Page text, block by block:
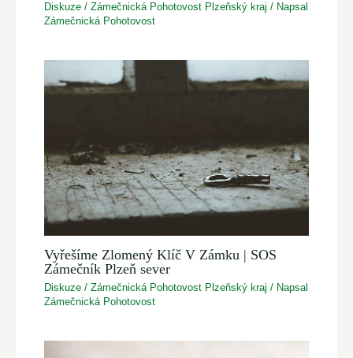
Diskuze /Zámečnická Pohotovost Plzeňský kraj / Napsal
Zámečnická Pohotovost
Vyřešíme Zlomený Klíč V Zámku | SOS
Zámečník Plzeň sever
Diskuze /Zámečnická Pohotovost Plzeňský kraj / Napsal
Zámečnická Pohotovost